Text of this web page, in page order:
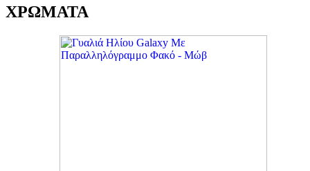
ΧΡΩΜΑΤΑ